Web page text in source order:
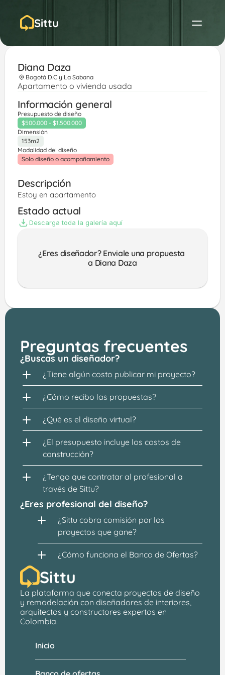
Sittu
Diana Daza
Bogotá D.C y La Sabana
Apartamento o vivienda usada
Información general
Presupuesto de diseño
$500.000 - $1.500.000
Dimensión
153m2
Modalidad del diseño
Solo diseño o acompañamiento
Descripción
Estoy en apartamento
Estado actual
Descarga toda la galería aquí
¿Eres diseñador? Enviale una propuesta
a Diana Daza
Preguntas frecuentes
¿Buscas un diseñador?
¿Tiene algún costo publicar mi proyecto?
¿Cómo recibo las propuestas?
¿Qué es el diseño virtual?
¿El presupuesto incluye los costos de
construcción?
¿Tengo que contratar al profesional a
través de Sittu?
¿Eres profesional del diseño?
¿Sittu cobra comisión por los
proyectos que gane?
¿Cómo funciona el Banco de Ofertas?
Sittu
La plataforma que conecta proyectos de diseño
y remodelación con diseñadores de interiores,
arquitectos y constructores expertos en
Colombia.
Inicio